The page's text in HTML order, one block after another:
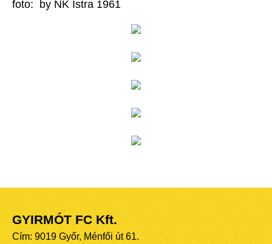
foto: by NK Istra 1961
GYIRMÓT FC Kft.
Cím: 9019 Győr, Ménfői út 61.